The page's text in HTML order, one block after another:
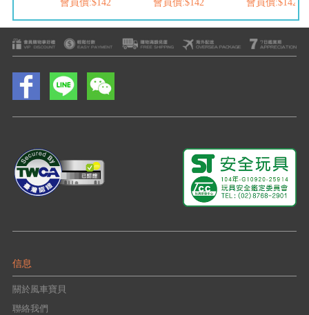
會員價:$142
會員價:$142
會員價:$142
信息
關於風車寶貝
聯絡我們